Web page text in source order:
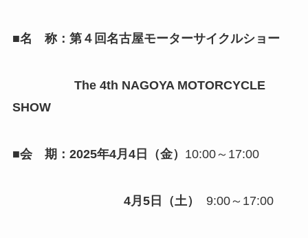
■名 称：第４回名古屋モーターサイクルショー
The 4th NAGOYA MOTORCYCLE
SHOW
■会 期：2025年4月4日（金） 10:00～17:00
4月5日（土） 9:00～17:00